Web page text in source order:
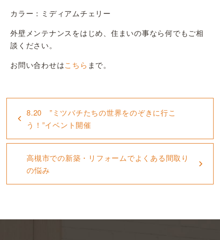
カラー：ミディアムチェリー
外壁メンテナンスをはじめ、住まいの事なら何でもご相
談ください。
お問い合わせはこちら まで。
8.20 ”ミツバチたちの世界をのぞきに行こ
う！”イベント開催
高槻市での新築・リフォームでよくある間取り
の悩み